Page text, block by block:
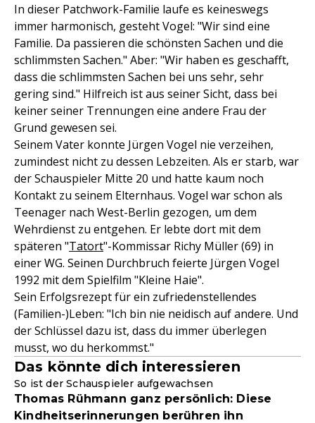
In dieser Patchwork-Familie laufe es keineswegs
immer harmonisch, gesteht Vogel: "Wir sind eine
Familie. Da passieren die schönsten Sachen und die
schlimmsten Sachen." Aber: "Wir haben es geschafft,
dass die schlimmsten Sachen bei uns sehr, sehr
gering sind." Hilfreich ist aus seiner Sicht, dass bei
keiner seiner Trennungen eine andere Frau der
Grund gewesen sei.
Seinem Vater konnte Jürgen Vogel nie verzeihen,
zumindest nicht zu dessen Lebzeiten. Als er starb, war
der Schauspieler Mitte 20 und hatte kaum noch
Kontakt zu seinem Elternhaus. Vogel war schon als
Teenager nach West-Berlin gezogen, um dem
Wehrdienst zu entgehen. Er lebte dort mit dem
späteren "Tatort"-Kommissar Richy Müller (69) in
einer WG. Seinen Durchbruch feierte Jürgen Vogel
1992 mit dem Spielfilm "Kleine Haie".
Sein Erfolgsrezept für ein zufriedenstellendes
(Familien-)Leben: "Ich bin nie neidisch auf andere. Und
der Schlüssel dazu ist, dass du immer überlegen
musst, wo du herkommst."
Das könnte dich interessieren
So ist der Schauspieler aufgewachsen
Thomas Rühmann ganz persönlich: Diese
Kindheitserinnerungen berühren ihn